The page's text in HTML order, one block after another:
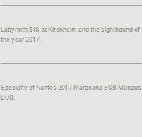
Labyrinth BIS at Kirchheim and the sighthound of
the year 2017.
Specialty of Nantes 2017 Maracana BOB Manaus
BOS.